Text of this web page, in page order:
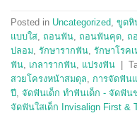
Posted in Uncategorized ขูดหิ
แบบใส ถอนฟัน ถอนฟันคุด ถ
ปลอม รักษารากฟัน รักษาโรคเ
ฟัน เกลารากฟัน แปรงฟัน
สวยโครงหน้าสมดุล
การจัดฟัน
ปี
จัดฟันเด็ก ทำฟันเด็ก - จัดฟัน
จัดฟันใสเด็ก Invisalign First &